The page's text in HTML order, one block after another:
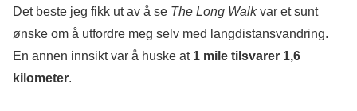
Det beste jeg fikk ut av å se The Long Walkvar et sunt
ønske om å utfordre meg selv med langdistansvandring.
En annen innsikt var å huske at 1 mile tilsvarer 1,6
kilometer.